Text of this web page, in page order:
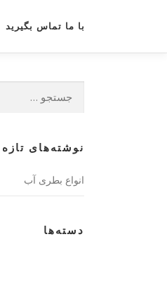
با ما تماس بگیرید
نوشته‌های تازه
انواع بطری آب
دسته‌ها